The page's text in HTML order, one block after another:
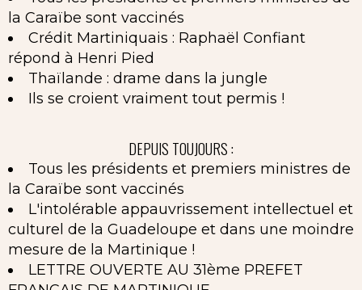
la Caraïbe sont vaccinés
Crédit Martiniquais : Raphaël Confiant
répond à Henri Pied
Thaïlande : drame dans la jungle
Ils se croient vraiment tout permis !
DEPUIS TOUJOURS :
Tous les présidents et premiers ministres de
la Caraïbe sont vaccinés
L'intolérable appauvrissement intellectuel et
culturel de la Guadeloupe et dans une moindre
mesure de la Martinique !
LETTRE OUVERTE AU 31ème PREFET